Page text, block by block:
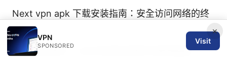
Next vpn apk 下载安装指南：安全访问网络的终
极方法
免费的vp梯子：2026年如何选择与使用指南
×
VPN
SPONSORED
Visit